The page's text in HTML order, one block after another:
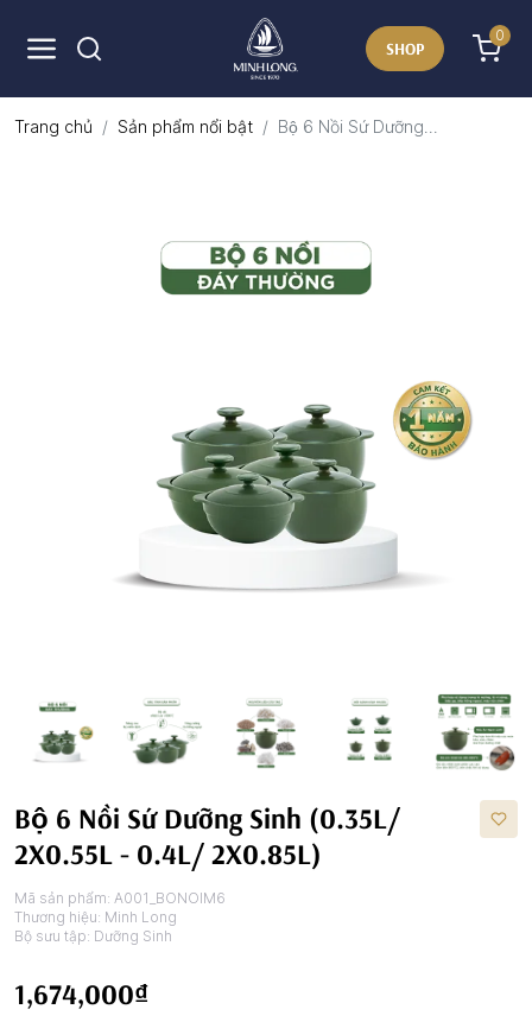
SHOP
0
Trang chủ Sản phẩm nổi bật Bộ 6 Nồi Sứ Dưỡng...
Bộ 6 Nồi Sứ Dưỡng Sinh (0.35L/
2X0.55L - 0.4L/ 2X0.85L)
Mã sản phẩm: A001_BONOIM6
Thương hiệu: Minh Long
Bộ sưu tập: Dưỡng Sinh
1,674,000₫